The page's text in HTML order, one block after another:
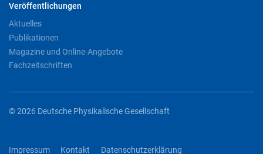
Veröffentlichungen
Aktuelles
Publikationen
Magazine und Online-Angebote
Fachzeitschriften
© 2026 Deutsche Physikalische Gesellschaft
Impressum Kontakt Datenschutzerklärung